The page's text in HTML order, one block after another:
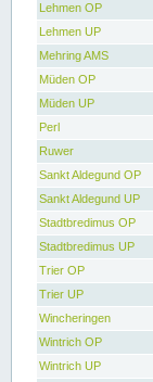
Lehmen OP
Lehmen UP
Mehring AMS
Müden OP
Müden UP
Perl
Ruwer
Sankt Aldegund OP
Sankt Aldegund UP
Stadtbredimus OP
Stadtbredimus UP
Trier OP
Trier UP
Wincheringen
Wintrich OP
Wintrich UP